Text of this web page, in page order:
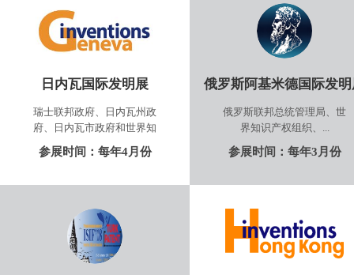
日内瓦国际发明展
瑞士联邦政府、日内瓦州政
府、日内瓦市政府和世界知
参展时间： 每年4月份
俄罗斯阿基米德国际发
俄罗斯联邦总统管理局、世
界知识产权组织、...
参展时间： 每年3月份